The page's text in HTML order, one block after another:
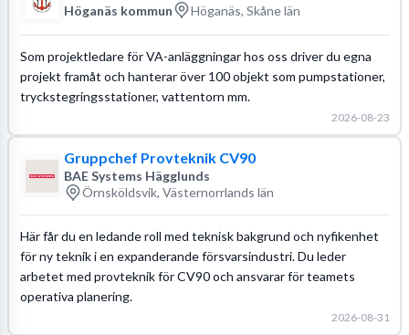
Höganäs kommun Höganäs, Skåne län
Som projektledare för VA-anläggningar hos oss driver du egna
projekt framåt och hanterar över 100 objekt som pumpstationer,
tryckstegringsstationer, vattentorn mm.
2026-08-23
Gruppchef Provteknik CV90
BAE Systems Hägglunds
Örnsköldsvik, Västernorrlands län
Här får du en ledande roll med teknisk bakgrund och nyfikenhet
för ny teknik i en expanderande försvarsindustri. Du leder
arbetet med provteknik för CV90 och ansvarar för teamets
operativa planering.
2026-08-31